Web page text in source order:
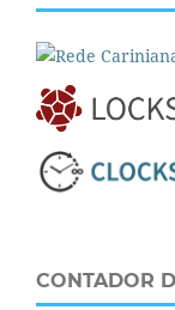
CONTADOR